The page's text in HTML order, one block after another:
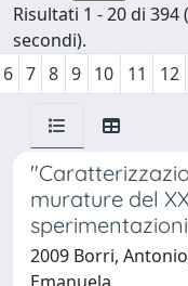
Risultati 1 - 20 di
secondi).
6 7 8 9 10 11 12
murature del
2009 Borri,